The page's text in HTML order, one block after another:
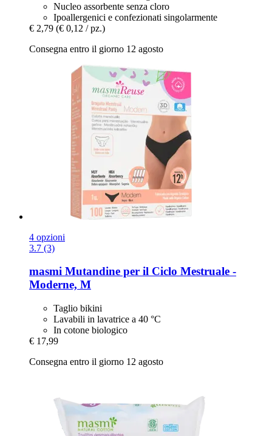
Nucleo assorbente senza cloro
Ipoallergenici e confezionati singolarmente
€ 2,79 (€ 0,12 / pz.)
Consegna entro il giorno 12 agosto
4 opzioni
3.7 (3)
masmi Mutandine per il Ciclo Mestruale -​
Moderne, M
Taglio bikini
Lavabili in lavatrice a 40 °C
In cotone biologico
€ 17,99
Consegna entro il giorno 12 agosto